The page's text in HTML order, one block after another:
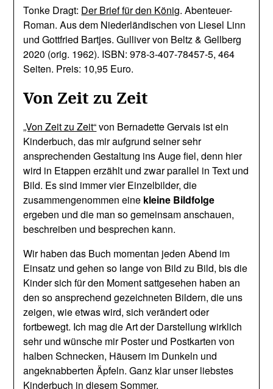
Tonke Dragt: Der Brief für den König. Abenteuer-
Roman. Aus dem Niederländischen von Liesel Linn
und Gottfried Bartjes. Gulliver von Beltz & Gellberg
2020 (orig. 1962). ISBN: 978-3-407-78457-5, 464
Seiten. Preis: 10,95 Euro.
Von Zeit zu Zeit
„Von Zeit zu Zeit“von Bernadette Gervais ist ein
Kinderbuch, das mir aufgrund seiner sehr
ansprechenden Gestaltung ins Auge fiel, denn hier
wird in Etappen erzählt und zwar parallel in Text und
Bild. Es sind immer vier Einzelbilder, die
zusammengenommen eine kleine Bildfolge
ergeben und die man so gemeinsam anschauen,
beschreiben und besprechen kann.
Wir haben das Buch momentan jeden Abend im
Einsatz und gehen so lange von Bild zu Bild, bis die
Kinder sich für den Moment sattgesehen haben an
den so ansprechend gezeichneten Bildern, die uns
zeigen, wie etwas wird, sich verändert oder
fortbewegt. Ich mag die Art der Darstellung wirklich
sehr und wünsche mir Poster und Postkarten von
halben Schnecken, Häusern im Dunkeln und
angeknabberten Äpfeln. Ganz klar unser liebstes
Kinderbuch in diesem Sommer.